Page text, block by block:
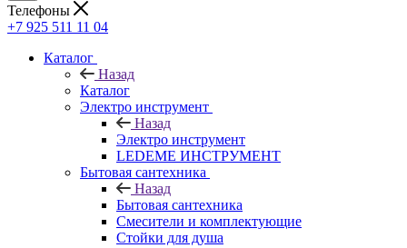
Телефоны
+7 925 511 11 04
Каталог
Назад
Каталог
Электро инструмент
Назад
Электро инструмент
LEDEME ИНСТРУМЕНТ
Бытовая сантехника
Назад
Бытовая сантехника
Смесители и комплектующие
Стойки для душа